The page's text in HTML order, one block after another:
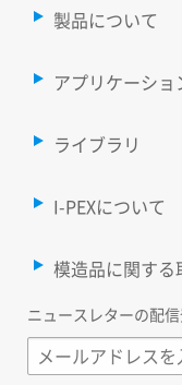
製品について
アプリケーショ
ライブラリ
I-PEXについて
模造品に関する
ニュースレターの配